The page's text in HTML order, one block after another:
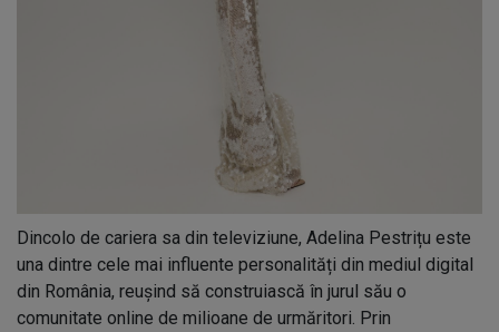
Dincolo de cariera sa din televiziune, Adelina Pestrițu este
una dintre cele mai influente personalități din mediul digital
din România, reușind să construiască în jurul său o
comunitate online de milioane de urmăritori. Prin